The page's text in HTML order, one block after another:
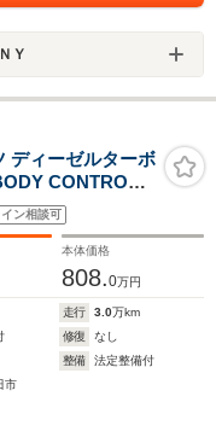
Ｙ
ディーゼルターボ
CONTROL/
パノラマSR ブラ
ー MBUX12.3イ
ワイヤレス充
ン相談可
本体価格
808.0万円
走行 3.0万km
修復
なし
整備
法定整備付
市